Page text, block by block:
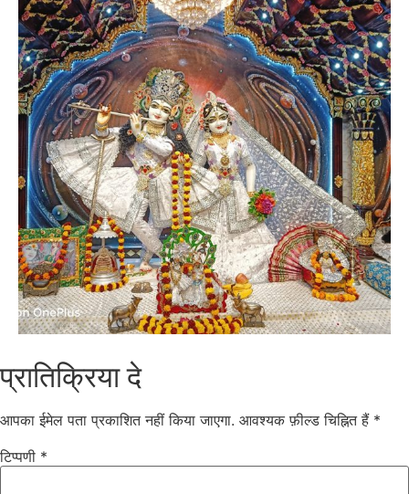
प्रातिक्रिया दे
आपका ईमेल पता प्रकाशित नहीं किया जाएगा. आवश्यक फ़ील्ड चिह्नित हैं *
टिप्पणी *